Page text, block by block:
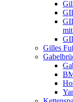
Gilles